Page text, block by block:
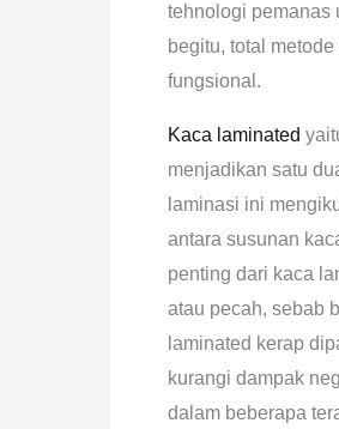
tehnologi pemanas
begitu, total
fungsional.
Kaca laminated
menjadikan satu
laminasi ini
antara susunan
penting dari kaca
atau pecah, sebab
laminated kerap
kurangi dampak
dalam beberapa